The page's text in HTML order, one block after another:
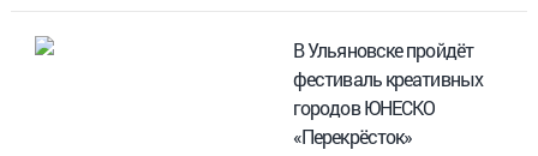
В Ульяновске пройдёт
фестиваль креативных
городов ЮНЕСКО
«Перекрёсток»